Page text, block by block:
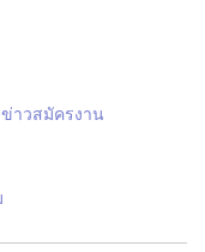
ข่าวสมัครงาน